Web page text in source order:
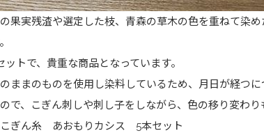
果実残渣や選定した枝、青森の草木の色を重ねて染
トで、貴重な商品となっています。
ままのものを使用し染料しているため、月日が経つ
で、こぎん刺しや刺し子をしながら、色の移り変わり
ぎん糸 あおもりカシス 5本セット